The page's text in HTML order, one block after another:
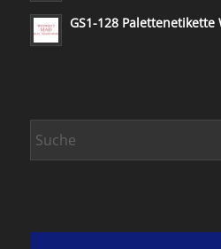
GS1-128 Palettenetikette